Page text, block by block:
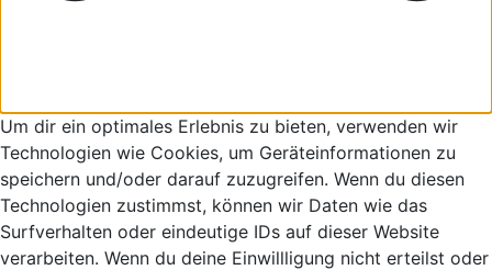
Um dir ein optimales Erlebnis zu bieten, verwenden wir
Technologien wie Cookies, um Geräteinformationen zu
speichern und/oder darauf zuzugreifen. Wenn du diesen
Technologien zustimmst, können wir Daten wie das
Surfverhalten oder eindeutige IDs auf dieser Website
verarbeiten. Wenn du deine Einwillligung nicht erteilst oder